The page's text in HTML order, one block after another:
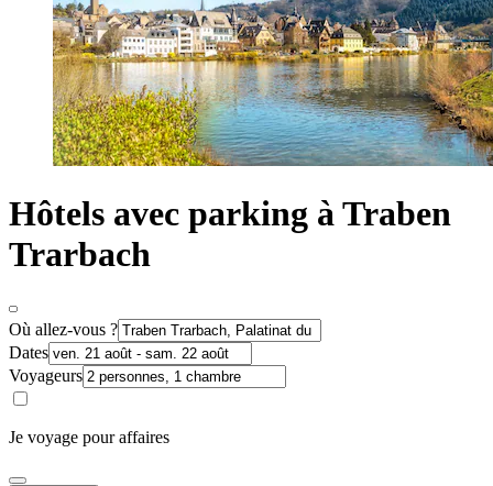
Hôtels avec parking à Traben
Trarbach
Où allez-vous ?
Dates
Voyageurs
Je voyage pour affaires